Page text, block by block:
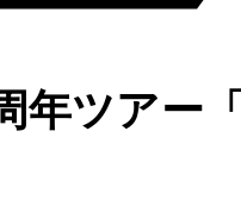
年ツアー